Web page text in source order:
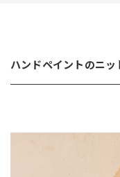
ハンドペイントのニッ